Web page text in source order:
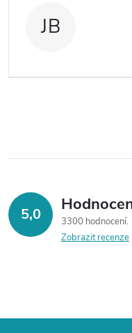
JB
5,0
3300 hodnocení
Zobrazit recenze